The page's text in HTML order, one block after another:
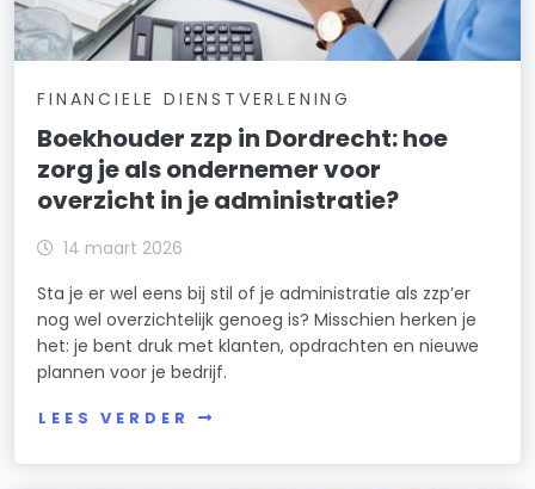
FINANCIELE DIENSTVERLENING
Boekhouder zzp in Dordrecht: hoe
zorg je als ondernemer voor
overzicht in je administratie?
14 maart 2026
Sta je er wel eens bij stil of je administratie als zzp’er
nog wel overzichtelijk genoeg is? Misschien herken je
het: je bent druk met klanten, opdrachten en nieuwe
plannen voor je bedrijf.
LEES VERDER